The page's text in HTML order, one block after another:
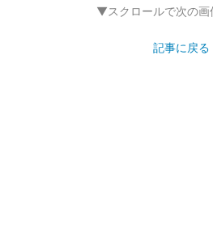
▼スクロールで次の
記事に戻る